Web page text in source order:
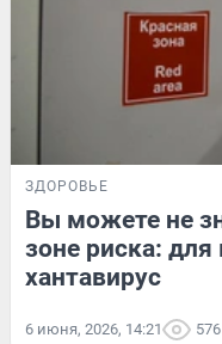
ЗДОРОВЬЕ
Вы можете не
зоне риска: для
хантавирус
6 июня, 2026, 14:21 576